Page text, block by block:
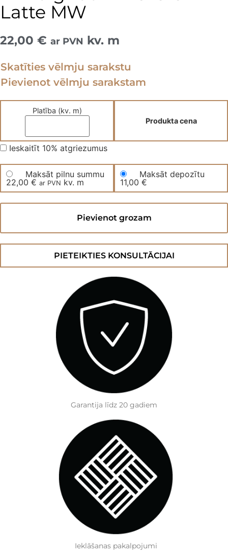
Latte MW
22,00 € ar PVN kv. m
Skatīties vēlmju sarakstu
Pievienot vēlmju sarakstam
Platība (kv. m)
Produkta cena
Ieskaitīt 10% atgriezumus
Maksāt pilnu summu
22,00 € ar PVN kv. m
Maksāt depozītu
11,00 €
Vinila
OAK
MW
Pievienot grozam
PIETEIKTIES KONSULTĀCIJAI
Garantija līdz 20 gadiem
Ieklāšanas pakalpojumi